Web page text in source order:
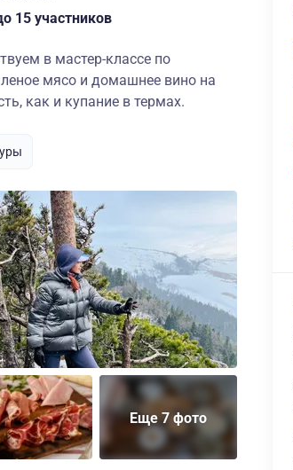
15 участников
в мастер-классе по
мясо и домашнее вино на
как и купание в термах.
Еще 7 фото